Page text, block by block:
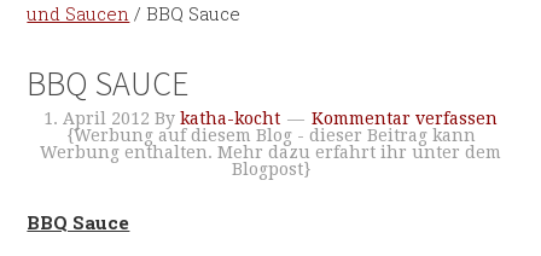
und Saucen / BBQ Sauce
BBQ SAUCE
1. April 2012 By katha-kocht
Kommentar verfassen
{Werbung auf diesem Blog - dieser Beitrag kann
Werbung enthalten. Mehr dazu erfahrt ihr unter dem
Blogpost}
BBQ Sauce